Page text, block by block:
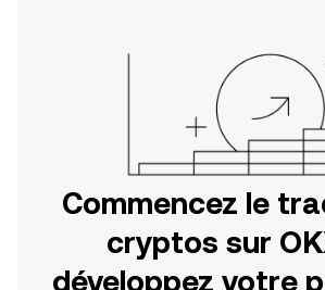
Commencez le
cryptos sur
développez votre